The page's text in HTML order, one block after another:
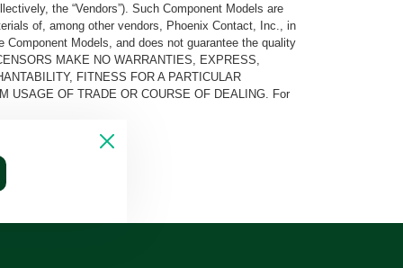
the “Vendors”). Such Component Models are
of, among other vendors, Phoenix Contact, Inc., in
Models, and does not guarantee the quality
MAKE NO WARRANTIES, EXPRESS,
FITNESS FOR A PARTICULAR
USAGE OF TRADE OR COURSE OF DEALING. For